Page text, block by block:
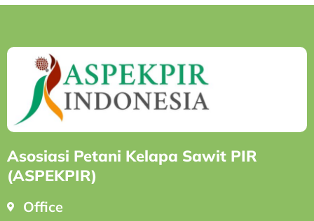
Asosiasi Petani Kelapa Sawit PIR
(ASPEKPIR)
Office